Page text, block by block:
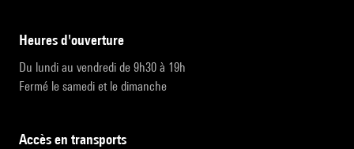
heures d'ouverture
Du lundi au vendredi de 9h30 à 19h
Fermé le samedi et le dimanche
accès en transports